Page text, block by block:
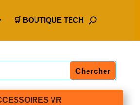
🛒 BOUTIQUE TECH
VR